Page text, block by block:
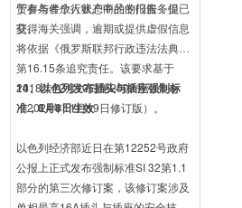
于有条件放行状态商品的报告，但已
获得
贸参与者个人账户中的专门服务提
交。海关强调，逾期或提供虚假信息
将依据《俄罗斯联邦行政违法法典》
第16.15条追究责任。该要求基于
2018年12月10日第2002号海关令
（2024年11月19日修订版）。
14、以色列发布插头与插座强制标
准，8月8日生效
以色列经济部近日在第12252号政府
公报上正式发布强制标准SI 32第1.1
部分的第三次修订案，该修订案涉及